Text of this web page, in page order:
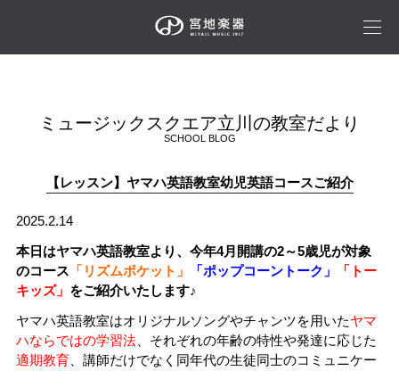
ミュージックスクエア立川の教室だより
SCHOOL BLOG
【レッスン】ヤマハ英語教室幼児英語コースご紹介
2025.2.14
本日はヤマハ英語教室より、今年4月開講の2～5歳児が対象
のコース 「リズムポケット」 「ポップコーントーク」
「トー
キッズ」 をご紹介いたします♪
ヤマハ英語教室はオリジナルソングやチャンツを用いたヤマ
ハならではの学習法、それぞれの年齢の特性や発達に応じた
適期教育、講師だけでなく同年代の生徒同士のコミュニケー